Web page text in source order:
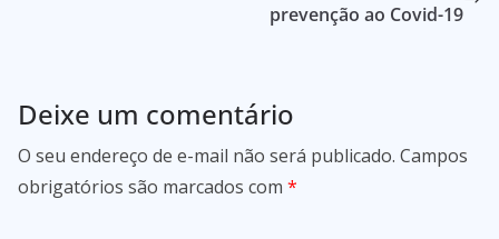
prevenção ao Covid-19
Deixe um comentário
O seu endereço de e-mail não será publicado. Campos
obrigatórios são marcados com *